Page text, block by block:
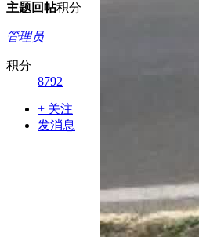
主题回帖积分
管理员
积分
8792
+ 关注
发消息